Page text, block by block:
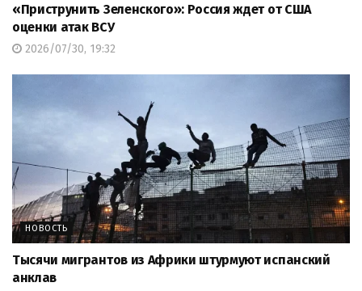
«Приструнить Зеленского»: Россия ждет от США
оценки атак ВСУ
2026/07/30, 19:32
НОВОСТЬ
Тысячи мигрантов из Африки штурмуют испанский
анклав